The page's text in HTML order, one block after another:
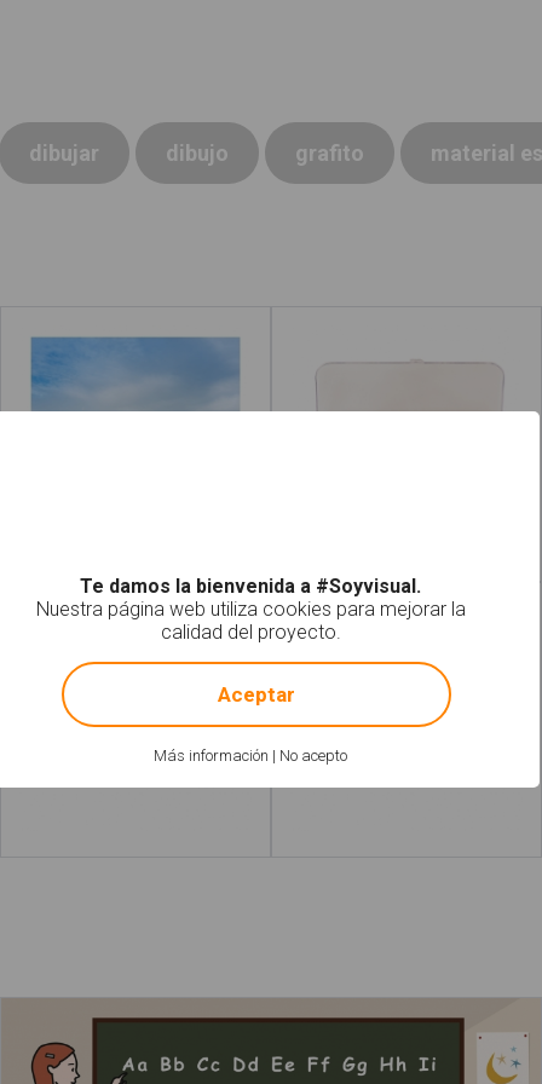
dibujar dibujo grafito material
Colegio
acerca de "Gomet"
Leer más Leer más
Rotuladores Archivador
Te damos la bienvenida a #Soyvisual.
Nuestra página web utiliza cookies para mejorar la
calidad del proyecto.
Más información | No acepto
! Not valid!
Aceptar